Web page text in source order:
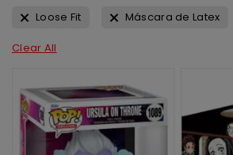
Loose Fit Máscara de Latex
Clear All